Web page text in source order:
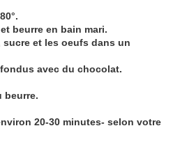
beurre en bain mari.
sucre et les oeufs dans un
avec du chocolat.
beurre.
20-30 minutes- selon votre